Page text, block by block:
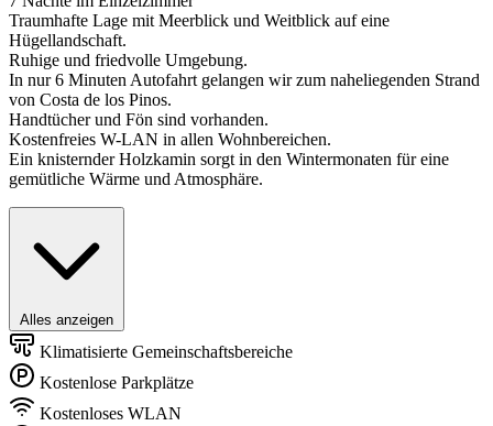
Traumhafte Lage mit Meerblick und Weitblick auf eine
Hügellandschaft.
Ruhige und friedvolle Umgebung.
In nur 6 Minuten Autofahrt gelangen wir zum naheliegenden Strand
von Costa de los Pinos.
Handtücher und Fön sind vorhanden.
Kostenfreies W-LAN in allen Wohnbereichen.
Ein knisternder Holzkamin sorgt in den Wintermonaten für eine
gemütliche Wärme und Atmosphäre.
Alles anzeigen
Klimatisierte Gemeinschaftsbereiche
Kostenlose Parkplätze
Kostenloses WLAN